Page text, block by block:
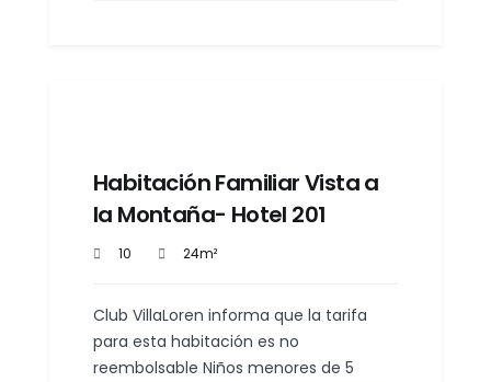
Habitación Familiar Vista a
la Montaña- Hotel 201
10 24m²
Club VillaLoren informa que la tarifa
para esta habitación es no
reembolsable Niños menores de 5